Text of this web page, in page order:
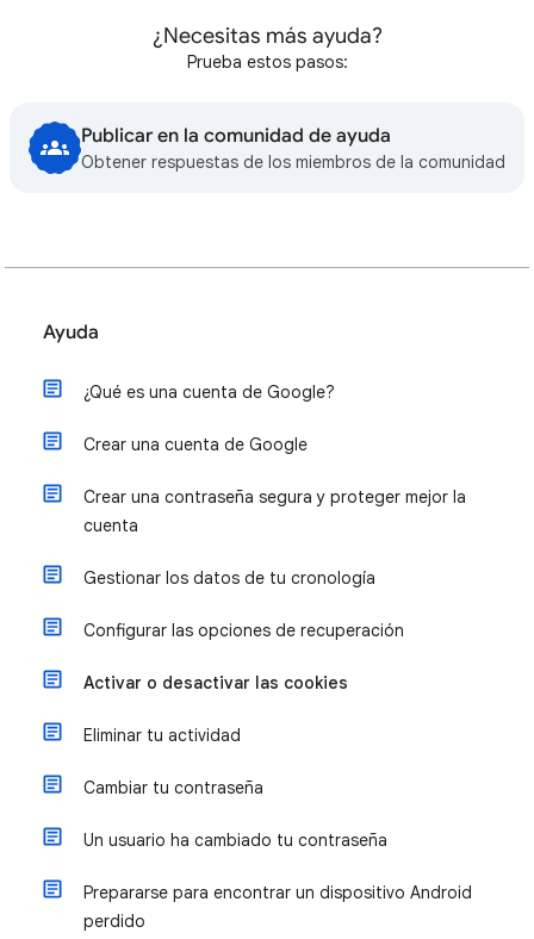
¿Necesitas más ayuda?
Prueba estos pasos:
Publicar en la comunidad de ayuda
Obtener respuestas de los miembros de la comunidad
Ayuda
¿Qué es una cuenta de Google?
Crear una cuenta de Google
Crear una contraseña segura y proteger mejor la
cuenta
Gestionar los datos de tu cronología
Configurar las opciones de recuperación
Activar o desactivar las cookies
Eliminar tu actividad
Cambiar tu contraseña
Un usuario ha cambiado tu contraseña
Prepararse para encontrar un dispositivo Android
perdido